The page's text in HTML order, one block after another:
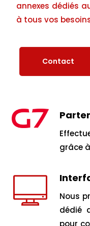
annexes dédiés
à tous vos
Contact
grâce
Nous
dédié